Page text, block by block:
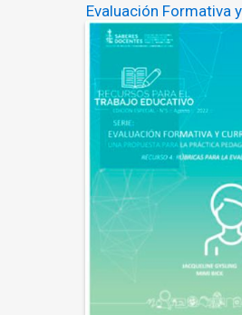
Evaluación Formativa